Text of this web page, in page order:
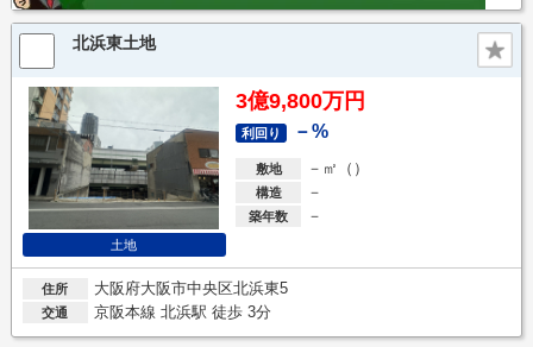
北浜東土地
土地
3億9,800万円
利回り －%
敷地 －㎡（）
構造 －
築年数 －
住所 大阪府大阪市中央区北浜東5
交通 京阪本線 北浜駅 徒歩 3分